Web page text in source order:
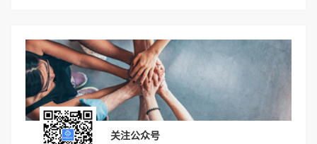
关注公众号